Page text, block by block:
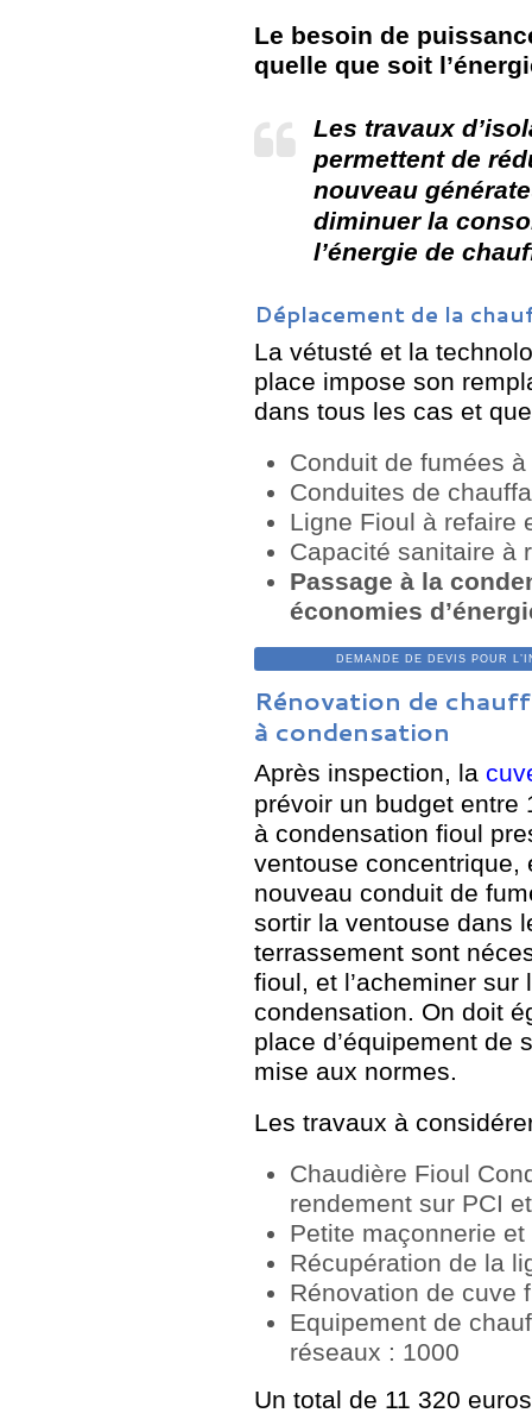
Le besoin de
quelle que soit
Les travaux
permettent de
nouveau
diminuer la
l’énergie de
Déplacement de la
La vétusté et la
place impose son
dans tous les cas et
Conduit de fumées à
Conduites de
Ligne Fioul à refaire
Capacité sanitaire à
Passage à la
économies
DEMANDE DE DEVIS POUR
Rénovation de
à condensation
Après inspection, la
prévoir un budget entre
à condensation fioul
ventouse concentrique,
nouveau conduit de
sortir la ventouse dans
terrassement sont
fioul, et l’acheminer
condensation. On doit
place d’équipement de
mise aux normes.
Les travaux à
Chaudière Fioul
rendement sur PCI
Petite maçonnerie
Récupération de la
Rénovation de cuve
Equipement de
réseaux : 1000
Un total de 11 320